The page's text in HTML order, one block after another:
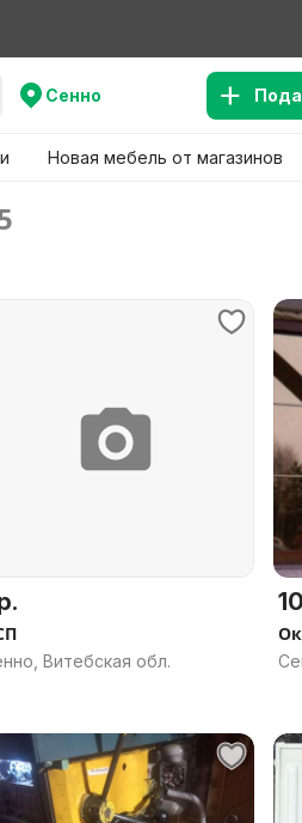
Сенно
Новая мебель от магазинов
Витебская обл.